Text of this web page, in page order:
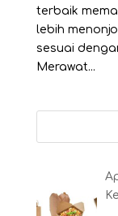
terbaik
lebih
sesuai
Merawat...